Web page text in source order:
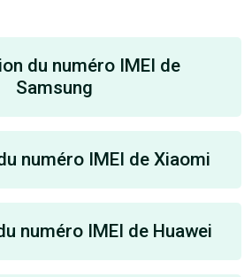
du numéro IMEI de
Samsung
numéro IMEI de Xiaomi
numéro IMEI de Huawei